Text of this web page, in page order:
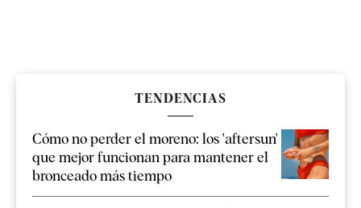
TENDENCIAS
Cómo no perder el moreno: los 'aftersun'
que mejor funcionan para mantener el
bronceado más tiempo